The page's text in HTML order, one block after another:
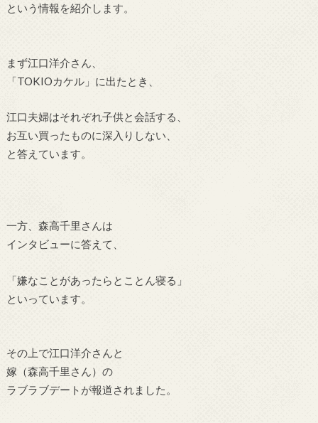
という情報を紹介します。
まず江口洋介さん、
「TOKIOカケル」に出たとき、
江口夫婦はそれぞれ子供と会話する、
お互い買ったものに深入りしない、
と答えています。
一方、森高千里さんは
インタビューに答えて、
「嫌なことがあったら とことん寝る」
といっています。
その上で江口洋介さんと
嫁（森高千里さん）の
ラブラブデートが報道されました。